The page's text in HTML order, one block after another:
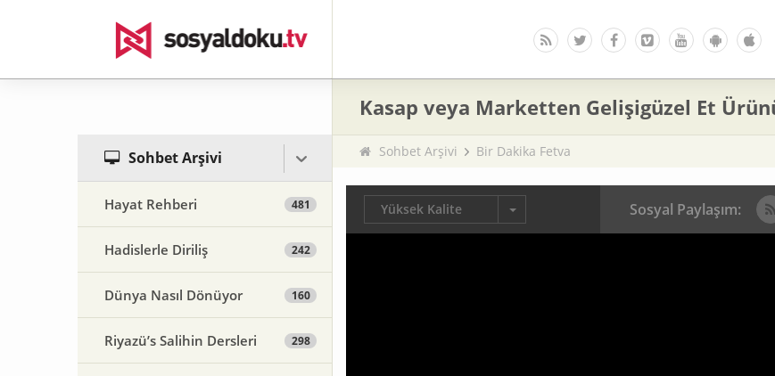
Sohbet Arşivi
Hayat Rehberi 481
Hadislerle Diriliş 242
Dünya Nasıl Dönüyor 160
Riyazü’s Salihin Dersleri 298
Kasap veya Marketten Gelişigüzel Et
Sohbet Arşivi Bir Dakika Fetva
Yüksek Kalite Sosyal Paylaşım: